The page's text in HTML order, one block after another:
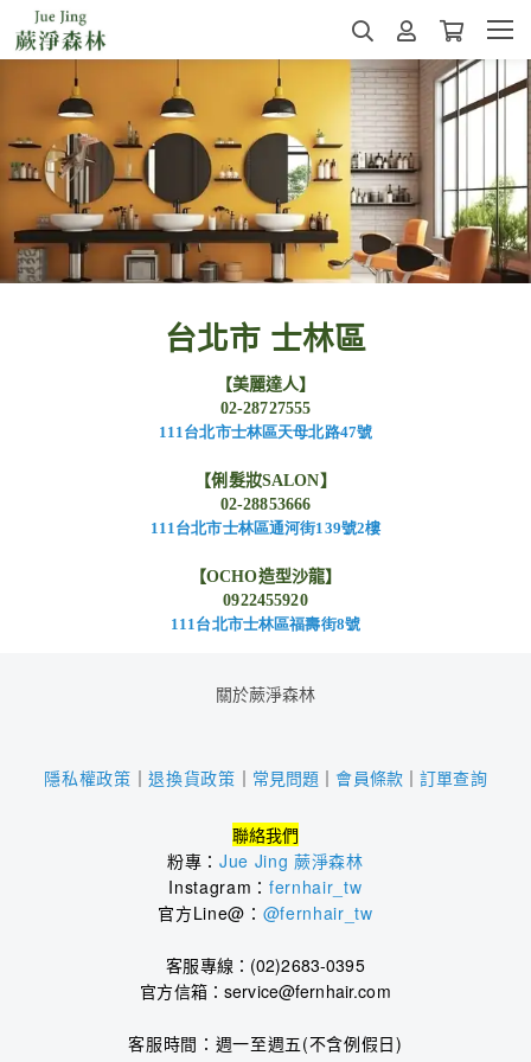
台北市 士林區
【美麗達人】
02-28727555
111 台北市士林區天母北路47號
【俐髮妝SALON】
02-28853666
111 台北市士林區通河街139號2樓
【OCHO造型沙龍】
0922455920
111 台北市士林區福壽街8號
關於蕨淨森林
隱私權政策 ｜退換貨政策 ｜ 常見問題 ｜ 會員條款 ｜訂單查詢
聯絡我們
粉專：Jue Jing 蕨淨森林
Instagram：fernhair_tw
官方Line@： @fernhair_tw
客服專線：(02)2683-0395
官方信箱：service@fernhair.com
客服時間： 週一至週五(不含例假日)